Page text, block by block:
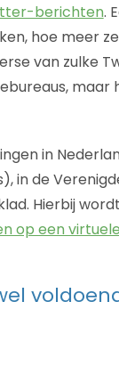
berichten.
hoe meer
van zulke
maar
in
in de
Hierbij
op een
wel